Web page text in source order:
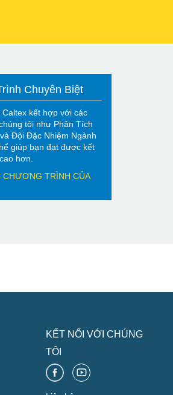
Chuyên Biệt
kết hợp với các
tôi như Phân Tích
Đội Đặc Nhiệm Ngành
giúp bạn đạt được kết
hơn.
CHƯƠNG TRÌNH CỦA
KẾT NỐI VỚI CHÚNG
TÔI